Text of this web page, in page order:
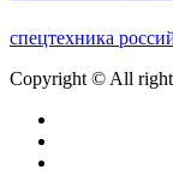
спецтехника
Copyright © All